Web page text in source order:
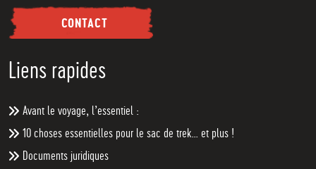
CONTACT
Liens rapides
Avant le voyage, l’essentiel :
10 choses essentielles pour le sac de trek… et plus !
Documents juridiques